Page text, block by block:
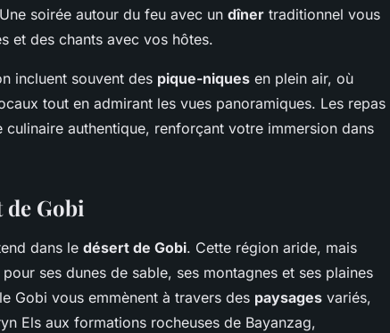
soirée autour du feu avec un dîner traditionnel vous
et des chants avec vos hôtes.
incluent souvent des pique-niques en plein air, où
tout en admirant les vues panoramiques. Les repas
culinaire authentique, renforçant votre immersion dans
Gobi
dans le désert de Gobi. Cette région aride, mais
ses dunes de sable, ses montagnes et ses plaines
Gobi vous emmènent à travers des paysages variés,
Els aux formations rocheuses de Bayanzag,